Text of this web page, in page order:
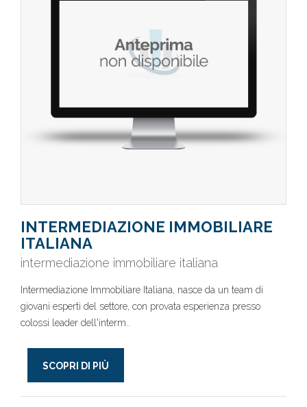
INTERMEDIAZIONE IMMOBILIARE
ITALIANA
intermediazione immobiliare italiana
Intermediazione Immobiliare Italiana, nasce da un team di
giovani esperti del settore, con provata esperienza presso
colossi leader dell'interm..
SCOPRI DI PIÙ